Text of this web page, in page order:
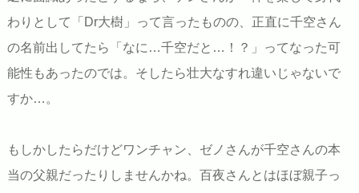
わりとして「Dr大樹」って言ったものの、正直に千空さん
の名前出してたら「なに…千空だと…！？」ってなった可
能性もあったのでは。そしたら壮大なすれ違いじゃないで
すか…。
もしかしたらだけどワンチャン、ゼノさんが千空さんの本
当の父親だったりしませんかね。百夜さんとはほぼ親子っ